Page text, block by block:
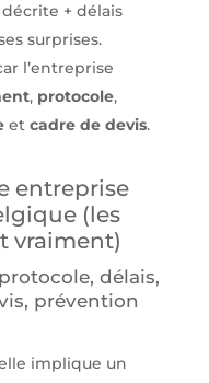
+ délais
surprises.
l’entreprise
, protocole,
et cadre de devis.
entreprise
(les
vraiment)
délais,
prévention
implique un